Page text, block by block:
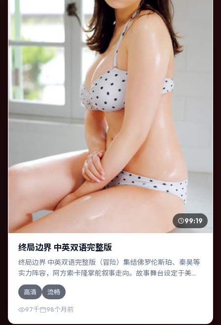
99:19
终局边界 中英双语完整版
终局边界 中英双语完整版（冒险）集结佛罗伦斯·珀、秦昊等
实力阵容，阿方索·卡隆掌舵叙事走向。故事舞台设定于美
国，围绕一次意外选择展开连锁反应；配乐与色彩高度服务
于主题，结尾留白耐人寻味。
高清 流畅
9.7千 98个月前